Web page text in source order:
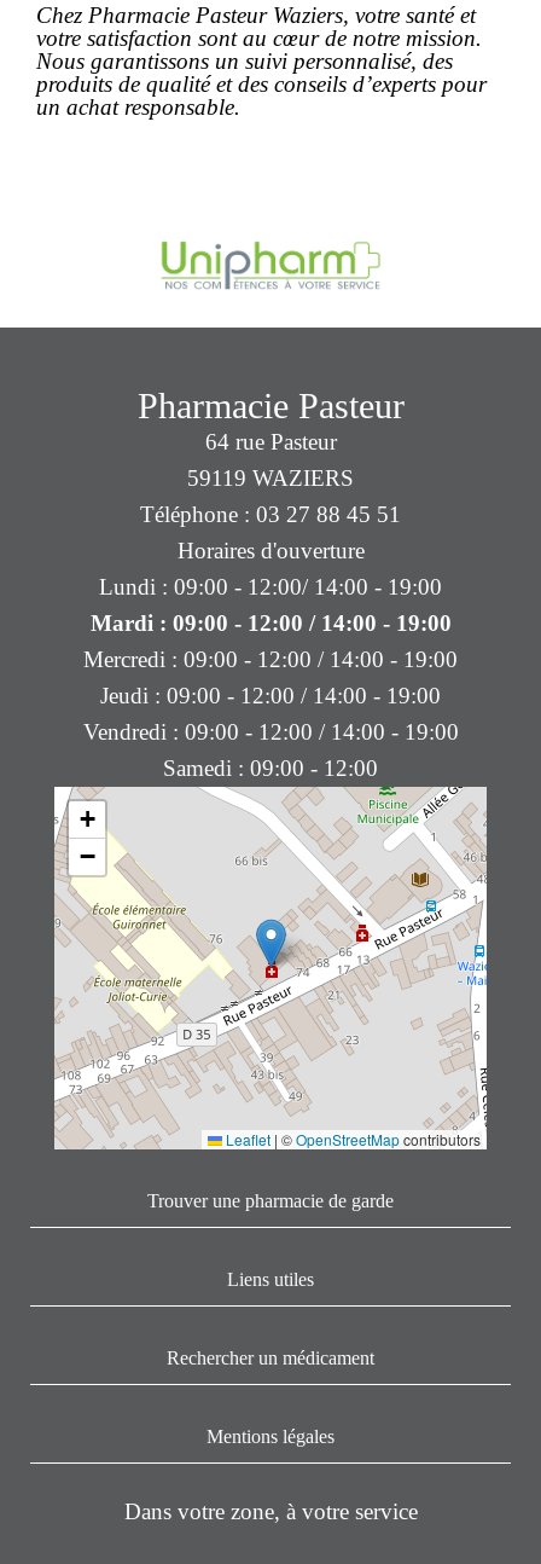
Chez Pharmacie Pasteur Waziers, votre santé et
votre satisfaction sont au cœur de notre mission.
Nous garantissons un suivi personnalisé, des
produits de qualité et des conseils d’experts pour
un achat responsable.
+
−
Leaflet | ©OpenStreetMapcontributors
Trouver une pharmacie de garde
Liens utiles
Rechercher un médicament
Mentions légales
Dans votre zone, à votre service
Pharmacie Pasteur
64 rue Pasteur
59119 WAZIERS
Téléphone : 03 27 88 45 51
Horaires d'ouverture
Lundi : 09:00 - 12:00/ 14:00 - 19:00
Mardi : 09:00 - 12:00 / 14:00 - 19:00
Mercredi : 09:00 - 12:00 / 14:00 - 19:00
Jeudi : 09:00 - 12:00 / 14:00 - 19:00
Vendredi : 09:00 - 12:00 / 14:00 - 19:00
Samedi : 09:00 - 12:00